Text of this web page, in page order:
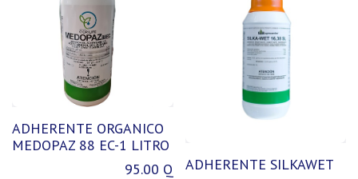
ADHERENTE ORGANICO
MEDOPAZ 88 EC-1 LITRO
95.00 Q ADHERENTE SILKAWET